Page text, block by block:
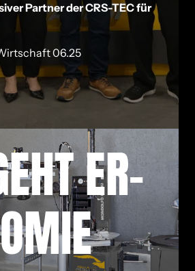
Partner der CRS-TEC für
06.25
ER­